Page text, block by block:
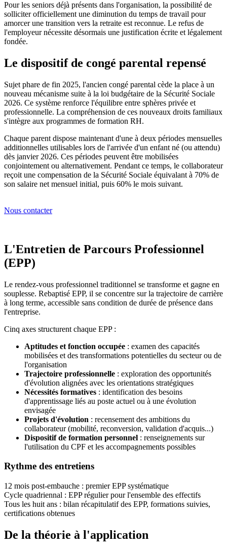
Pour les seniors déjà présents dans l'organisation, la possibilité de
solliciter officiellement une diminution du temps de travail pour
amorcer une transition vers la retraite est reconnue. Le refus de
l'employeur nécessite désormais une justification écrite et légalement
fondée.
Le dispositif de congé parental repensé
Sujet phare de fin 2025, l'ancien congé parental cède la place à un
nouveau mécanisme suite à la loi budgétaire de la Sécurité Sociale
2026. Ce système renforce l'équilibre entre sphères privée et
professionnelle. La compréhension de ces nouveaux droits familiaux
s'intègre aux programmes de formation RH.
Chaque parent dispose maintenant d'une à deux périodes mensuelles
additionnelles utilisables lors de l'arrivée d'un enfant né (ou attendu)
dès janvier 2026. Ces périodes peuvent être mobilisées
conjointement ou alternativement. Pendant ce temps, le collaborateur
reçoit une compensation de la Sécurité Sociale équivalant à 70% de
son salaire net mensuel initial, puis 60% le mois suivant.
Nous contacter
L'Entretien de Parcours Professionnel
(EPP)
Le rendez-vous professionnel traditionnel se transforme et gagne en
souplesse. Rebaptisé EPP, il se concentre sur la trajectoire de carrière
à long terme, accessible sans condition de durée de présence dans
l'entreprise.
Cinq axes structurent chaque EPP :
Aptitudes et fonction occupée : examen des capacités
mobilisées et des transformations potentielles du secteur ou de
l'organisation
Trajectoire professionnelle : exploration des opportunités
d'évolution alignées avec les orientations stratégiques
Nécessités formatives : identification des besoins
d'apprentissage liés au poste actuel ou à une évolution
envisagée
Projets d'évolution : recensement des ambitions du
collaborateur (mobilité, reconversion, validation d'acquis...)
Dispositif de formation personnel : renseignements sur
l'utilisation du CPF et les accompagnements possibles
Rythme des entretiens
12 mois post-embauche : premier EPP systématique
Cycle quadriennal : EPP régulier pour l'ensemble des effectifs
Tous les huit ans : bilan récapitulatif des EPP, formations suivies,
certifications obtenues
De la théorie à l'application